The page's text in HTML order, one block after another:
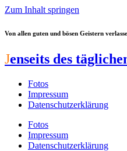
Zum Inhalt springen
Von allen guten und bösen Geistern
Jenseits des
Fotos
Impressum
Datenschutzerklärung
Fotos
Impressum
Datenschutzerklärung